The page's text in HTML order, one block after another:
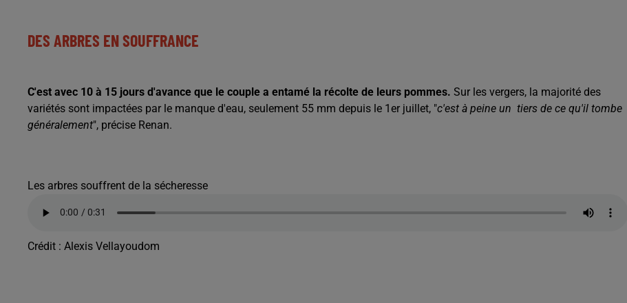
DES ARBRES EN SOUFFRANCE
C'est avec 10 à 15 jours d'avance que le couple a entamé la récolte de leurs pommes. Sur les vergers, la majorité des
variétés sont impactées par le manque d'eau, seulement 55 mm depuis le 1er juillet, "c'est à peine un tiers de ce qu'il tombe
généralement", précise Renan.
Les arbres souffrent de la sécheresse
Crédit : Alexis Vellayoudom